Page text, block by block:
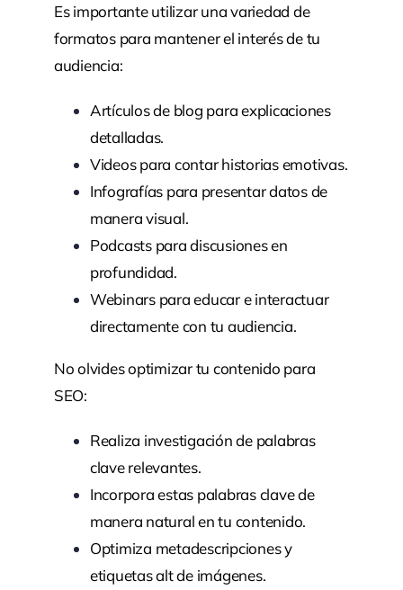
Es importante utilizar una variedad de
formatos para mantener el interés de tu
audiencia:
Artículos de blog para explicaciones
detalladas.
Videos para contar historias emotivas.
Infografías para presentar datos de
manera visual.
Podcasts para discusiones en
profundidad.
Webinars para educar e interactuar
directamente con tu audiencia.
No olvides optimizar tu contenido para
SEO:
Realiza investigación de palabras
clave relevantes.
Incorpora estas palabras clave de
manera natural en tu contenido.
Optimiza metadescripciones y
etiquetas alt de imágenes.